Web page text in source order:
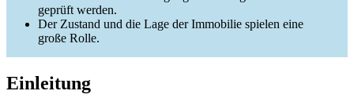
geprüft werden.
Der Zustand und die Lage der Immobilie spielen eine
große Rolle.
Einleitung